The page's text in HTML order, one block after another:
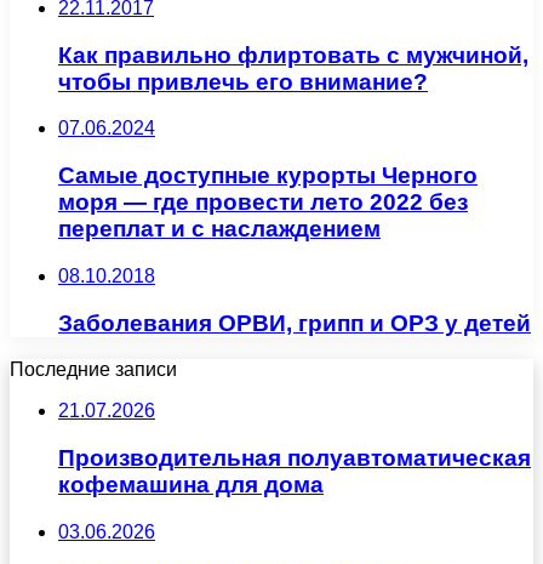
22.11.2017
Как правильно флиртовать с мужчиной,
чтобы привлечь его внимание?
07.06.2024
Самые доступные курорты Черного
моря — где провести лето 2022 без
переплат и с наслаждением
08.10.2018
Заболевания ОРВИ, грипп и ОРЗ у детей
Последние записи
21.07.2026
Производительная полуавтоматическая
кофемашина для дома
03.06.2026